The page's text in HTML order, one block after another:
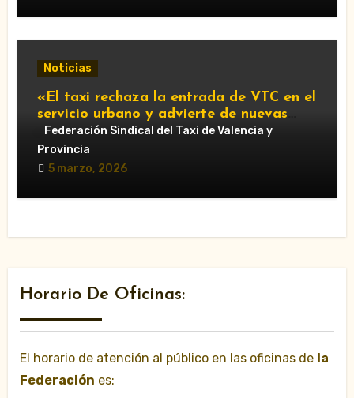
Noticias
«El taxi rechaza la entrada de VTC en el
servicio urbano y advierte de nuevas
movilizaciones»
Federación Sindical del Taxi de Valencia y
Provincia
5 marzo, 2026
Horario De Oficinas:
El horario de atención al público en las oficinas de la
Federación es: